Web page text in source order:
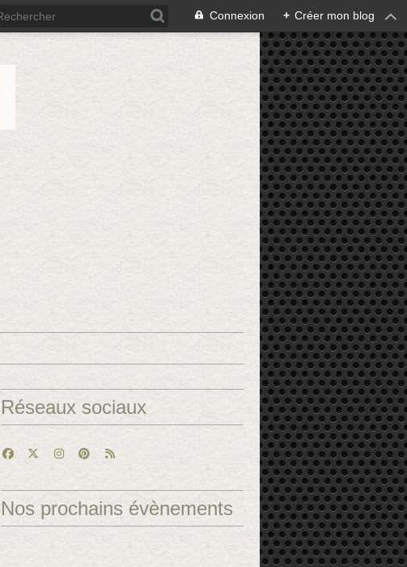
Connexion + Créer mon blog
Réseaux sociaux
Nos prochains évènements